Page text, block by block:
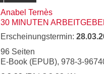
Anabel Ternès
30 MINUTEN
Erscheinungstermin:
96 Seiten
E-Book (EPUB), 978-3-